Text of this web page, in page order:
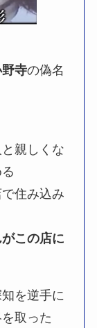
寺の偽名
親しくな
住み込み
この店に
を逆手に
取った